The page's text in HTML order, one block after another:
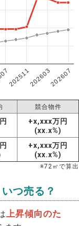
202511202603202607
競合物件
+x,xxx万円
(xx.x%)
+x,xxx万円
(xx.x%)
※72 ㎡で算出
つ売る？
上昇傾向のた